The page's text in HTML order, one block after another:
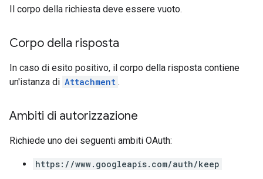
Il corpo della richiesta deve essere vuoto.
Corpo della risposta
In caso di esito positivo, il corpo della risposta contiene
un'istanza di Attachment .
Ambiti di autorizzazione
Richiede uno dei seguenti ambiti OAuth:
https://www.googleapis.com/auth/keep